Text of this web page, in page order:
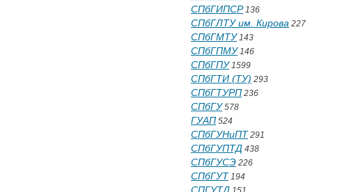
СПбГИПСР136
СПбГЛТУ им. Кирова 227
СПбГМТУ143
СПбГПМУ146
СПбГПУ1599
СПбГТИ (ТУ) 293
СПбГТУРП 236
СПбГУ578
ГУАП 524
СПбГУНиПТ 291
СПбГУПТД 438
СПбГУСЭ 226
СПбГУТ 194